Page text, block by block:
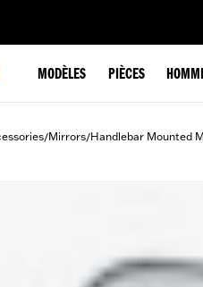
MODÈLES PIÈCES
/Mirrors/Handlebar Mounted